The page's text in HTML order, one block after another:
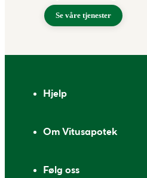
Se våre tjenester
Hjelp
Om Vitusapotek
Følg oss